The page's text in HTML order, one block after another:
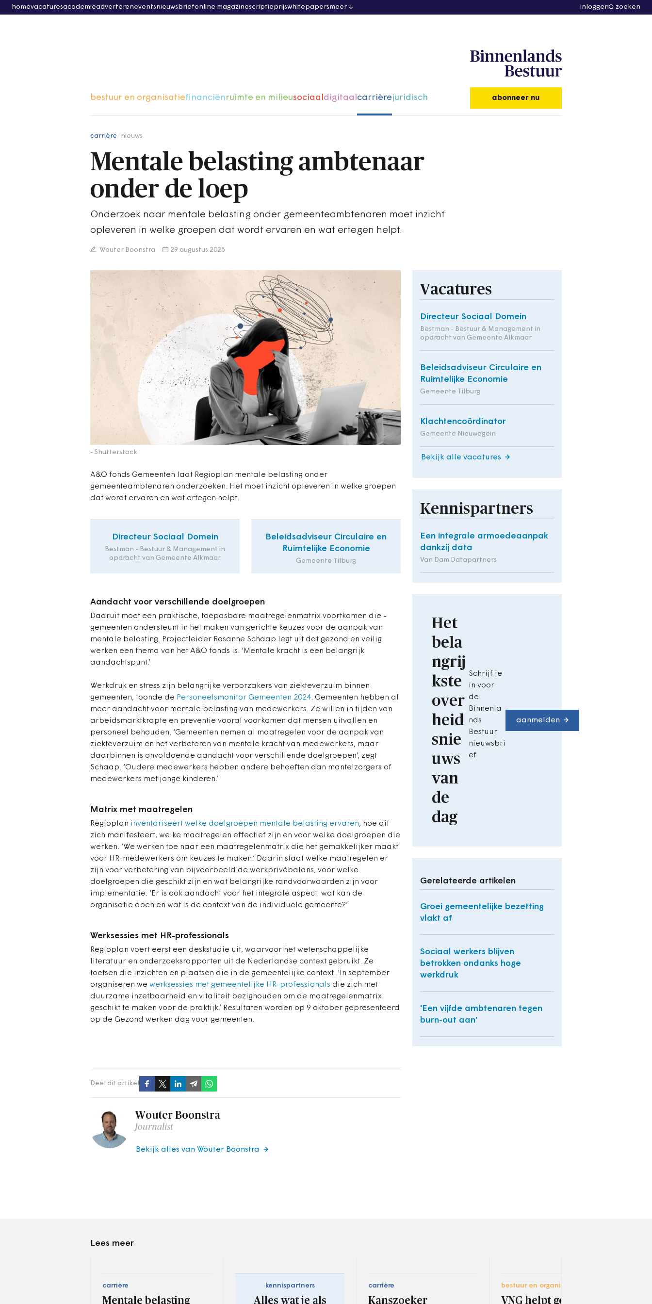
homevacaturesacademieadvertereneventsnieuwsbriefonline magazinescriptieprijswhitepapersmeer inloggen zoeken
bestuur en organisatiefinanciënruimte en milieusociaaldigitaalcarrièrejuridisch abonneer nu
carrière nieuws
Mentale belasting ambtenaar
onder de loep
Onderzoek naar mentale belasting onder gemeenteambtenaren moet inzicht
opleveren in welke groepen dat wordt ervaren en wat ertegen helpt.
Wouter Boonstra 29 augustus 2025
- Shutterstock
A&O fonds Gemeenten laat Regioplan mentale belasting onder
gemeenteambtenaren onderzoeken. Het moet inzicht opleveren in welke groepen
dat wordt ervaren en wat ertegen helpt.
Directeur Sociaal Domein
Bestman - Bestuur & Management in
opdracht van Gemeente Alkmaar
Beleidsadviseur Circulaire en
Ruimtelijke Economie
Gemeente Tilburg
Aandacht voor verschillende doelgroepen
Daaruit moet een praktische, toepasbare maatregelenmatrix voortkomen die ­
gemeenten ondersteunt in het maken van gerichte keuzes voor de aanpak van
mentale belasting. Projectleider Rosanne Schaap legt uit dat gezond en veilig
werken een thema van het A&O fonds is. ‘Mentale kracht is een belangrijk
aandachtspunt.’
Vacatures
Directeur Sociaal Domein
Bestman - Bestuur & Management in
opdracht van Gemeente Alkmaar
Beleidsadviseur Circulaire en
Ruimtelijke Economie
Gemeente Tilburg
Klachtencoördinator
Gemeente Nieuwegein
Bekijk alle vacatures
Kennispartners
Een integrale armoedeaanpak
dankzij data
Van Dam Datapartners
Het
bela
ngrij
kste
over
heid
snie
uws
van
de
dag
Schrijf je
in voor
de
Binnenla
nds
Bestuur
nieuwsbri
ef
aanmelden
Gerelateerde artikelen
Groei gemeentelijke bezetting
vlakt af
Sociaal werkers blijven
betrokken ondanks hoge
werkdruk
'Een vijfde ambtenaren tegen
burn-out aan'
Werkdruk en stress zijn belangrijke veroorzakers van ziekteverzuim binnen
gemeenten, toonde de Personeelsmonitor Gemeenten 2024. Gemeenten hebben al
meer aandacht voor mentale belasting van medewerkers. Ze willen in tijden van
arbeidsmarktkrapte en preventie vooral voorkomen dat mensen uitvallen en
personeel behouden. ‘Gemeenten nemen al maatregelen voor de aanpak van
ziekteverzuim en het verbeteren van mentale kracht van medewerkers, maar
daarbinnen is onvoldoende aandacht voor verschillende doelgroepen’, zegt
Schaap. ‘Oudere medewerkers hebben andere behoeften dan mantelzorgers of
medewerkers met jonge kinderen.’
Matrix met maatregelen
Regioplan inventariseert welke doelgroepen mentale belasting ervaren, hoe dit
zich manifesteert, welke maatregelen effectief zijn en voor welke doelgroepen die
werken. ‘We werken toe naar een maatregelenmatrix die het gemakkelijker maakt
voor HR-medewerkers om keuzes te maken.’ Daarin staat welke maatregelen er
zijn voor verbetering van bijvoorbeeld de werkprivébalans, voor welke
doelgroepen die ­geschikt zijn en wat belangrijke randvoorwaarden zijn voor
implementatie. ‘Er is ook aandacht voor het integrale aspect: wat kan de
organisatie doen en wat is de context van de individuele gemeente?’
Werksessies met HR-professionals
Regioplan voert eerst een deskstudie uit, waarvoor het wetenschappelijke
literatuur en onderzoeksrapporten uit de Nederlandse context gebruikt. Ze
toetsen die inzichten en plaatsen die in de gemeentelijke context. ‘In september
organiseren we werksessies met gemeentelijke HR-professionals die zich met
duurzame inzetbaarheid en vitaliteit bezighouden om de maatregelenmatrix
geschikt te maken voor de praktijk.’ Resultaten worden op 9 oktober gepresenteerd
op de Gezond werken dag voor gemeenten.
Deel dit artikel
Wouter Boonstra
Journalist
Bekijk alles van Wouter Boonstra
Lees meer
carrière
Mentale belasting
kennispartners
Alles wat je als
carrière
Kanszoeker
bestuur en organisatie
VNG helpt gemeenten